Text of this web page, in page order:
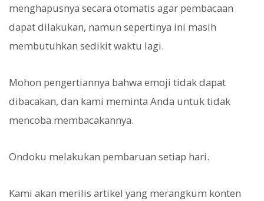
menghapusnya secara otomatis agar pembacaan
dapat dilakukan, namun sepertinya ini masih
membutuhkan sedikit waktu lagi.
Mohon pengertiannya bahwa emoji tidak dapat
dibacakan, dan kami meminta Anda untuk tidak
mencoba membacakannya.
Ondoku melakukan pembaruan setiap hari.
Kami akan merilis artikel yang merangkum konten